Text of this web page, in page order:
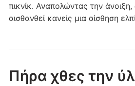
πικνίκ. Αναπολώντας την
αισθανθεί κανείς μια αίσθηση
Πήρα χθες την